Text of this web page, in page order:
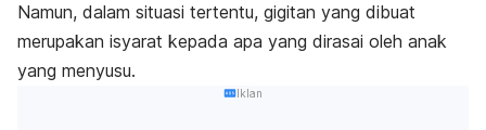
Namun, dalam situasi tertentu, gigitan yang dibuat
merupakan isyarat kepada apa yang dirasai oleh anak
yang menyusu.
Iklan